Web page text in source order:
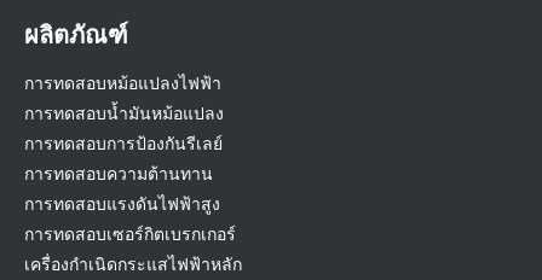
ผลิตภัณฑ์
การทดสอบหม้อแปลงไฟฟ้า
การทดสอบน้ำมันหม้อแปลง
การทดสอบการป้องกันรีเลย์
การทดสอบความต้านทาน
การทดสอบแรงดันไฟฟ้าสูง
การทดสอบเซอร์กิตเบรกเกอร์
เครื่องกำเนิดกระแสไฟฟ้าหลัก